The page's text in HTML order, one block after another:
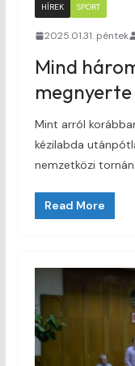
HÍREK SPORT
2025.01.31. péntek
Mind
Mint arról
kézilabda
nemzetközi
Read More